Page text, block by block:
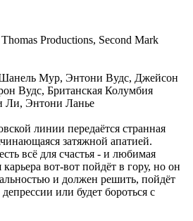
Productions, Second Mark
Мур, Энтони Вудс, Джейсон
Вудс, Британская Колумбия
Ли, Энтони Ланье
линии передаётся странная
затяжной апатией.
всё для счастья - и любимая
вот-вот пойдёт в гору, но он
и должен решить, пойдёт
или будет бороться с